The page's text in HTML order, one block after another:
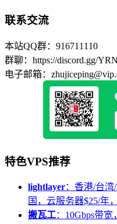
联系交流
本站QQ群：916711110
群聊：https://discord.gg/
电子邮箱：
特色VPS推荐
lightlayer：香港/台
国，云服务器$25/年
搬瓦工：10Gbps带